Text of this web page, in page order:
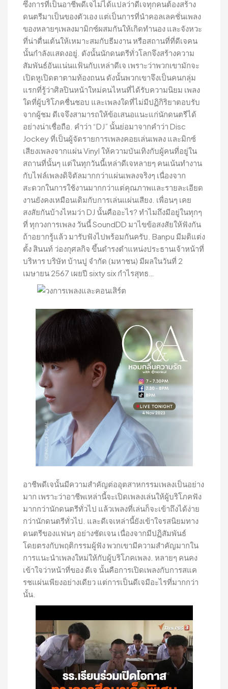
ซึ่งการที่เป็นอาชีพดีเจไม่ได้แปลว่าดีเจทุกคนต้องสร้าง
ดนตรีมาเป็นของตัวเอง แต่เป็นการที่นำคอลเลคชั่นเพลง
ของหลายๆเพลงมามิกซ์ผสมกันให้เกิดทำนอง และจังหวะ
ที่น่าตื่นเต้นให้เหมาะสมกับธีมงาน หรือสถานที่ที่ดีเจคน
นั้นกำลังแสดงอยู่. ดังนั้นนักดนตรีทั่วโลกจึงสร้างความ
สัมพันธ์อันแน่นแฟ้นกับเหล่าดีเจ เพราะว่าพวกเขามักจะ
เปิดหูเปิดตาตามท้องถนน ดังนั้นพวกเขาจึงเป็นคนกลุ่ม
แรกที่รู้ว่าศิลปินหน้าใหม่คนไหนที่ได้รับความนิยม เพลง
ใดที่ผู้บริโภคชื่นชอบ และเพลงใดที่ไม่มีปฏิกิริยาตอบรับ
จากผู้ชม ดีเจจึงสามารถให้ข้อเสนอแนะแก่นักดนตรีได้
อย่างน่าเชื่อถือ. คำว่า “DJ” นั้นย่อมาจากคำว่า Disc
Jockey ที่เป็นผู้จัดรายการเพลงคอยเล่นเพลง และมิกซ์
เสียงเพลงจากแผ่น Vinyl ให้ความบันเทิงกับผู้คนที่อยู่ใน
สถานที่นั้นๆ แต่ในทุกวันนี้เหล่าดีเจหลายๆ คนเน้นทำงาน
กับไฟล์เพลงดิจิตัลมากกว่าแผ่นเพลงจริงๆ เนื่องจาก
สะดวกในการใช้งานมากกว่าแต่คุณภาพและรายละเอียด
งานยังคงเหมือนเดิมกับการเล่นแผ่นเสียง. เพื่อนๆ เคย
สงสัยกันบ้างไหมว่า DJ นั้นคืออะไร? ทำไมถึงมีอยู่ในทุกๆ
ที่ ทุกวงการเพลง วันนี้ SoundDD มาไขข้อสงสัยให้ฟังกัน
ถ้าอยากรู้แล้ว มารับฟังไปพร้อมกันครับ. Banpu มีมติแต่ง
ตั้ง สินนท์ ว่องกุศลกิจ ขึ้นดำรงตำแหน่งประธานเจ้าหน้าที่
บริหาร บริษัท บ้านปู จำกัด (มหาชน) มีผลในวันที่ 2
เมษายน 2567 เผยปี sixty six กำไรสุทธ…
อาชีพดีเจนั้นมีความสำคัญต่ออุตสาหกรรมเพลงเป็นอย่าง
มาก เพราะว่าอาชีพเหล่านี้จะเปิดเพลงเล่นให้ผู้บริโภคฟัง
มากกว่านักดนตรีทั่วไป แล้วเพลงที่เล่นก็จะเข้าถึงได้ง่าย
กว่านักดนตรีทั่วไป. และดีเจเหล่านี้ยังเข้าใจรสนิยมทาง
ดนตรีของแฟนๆ อย่างชัดเจน เนื่องจากมีปฏิสัมพันธ์
โดยตรงกับพฤติกรรมผู้ฟัง พวกเขามีความสำคัญมากใน
การแนะนำเพลงใหม่ให้กับผู้บริโภคเพลง. หลายๆ คนคง
เข้าใจว่าหน้าที่ของ ดีเจ นั้นคือการเปิดเพลงกับการสแค
รชแผ่นเพียงอย่างเดียว แต่การเป็นดีเจมีอะไรที่มากกว่า
นั้น.